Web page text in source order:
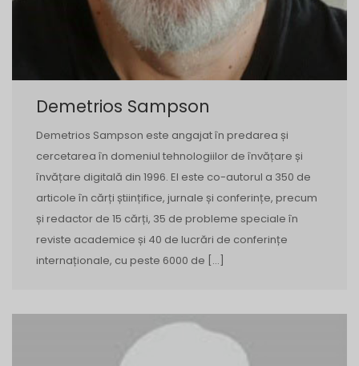
Demetrios Sampson
Demetrios Sampson este angajat în predarea și
cercetarea în domeniul tehnologiilor de învățare și
învățare digitală din 1996. El este co-autorul a 350 de
articole în cărți științifice, jurnale și conferințe, precum
și redactor de 15 cărți, 35 de probleme speciale în
reviste academice și 40 de lucrări de conferințe
internaționale, cu peste 6000 de […]